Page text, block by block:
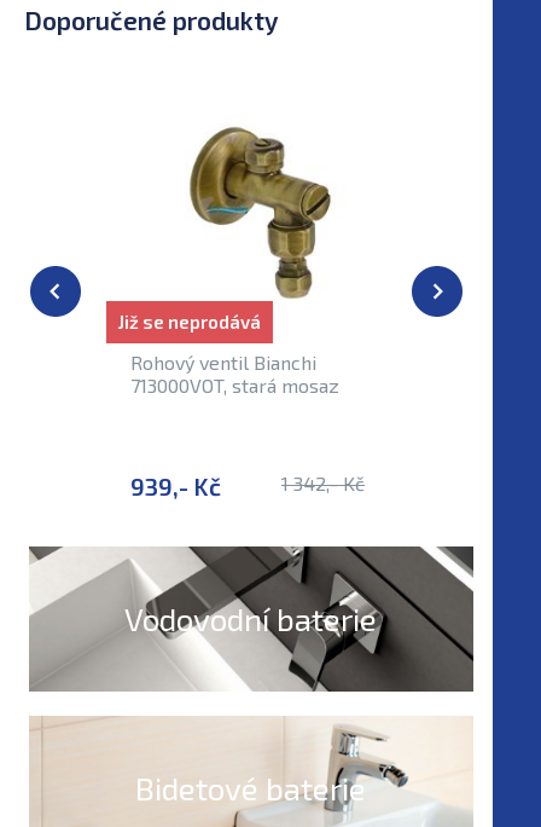
Doporučené produkty
Rohový ventil Bianchi
713000VOT, stará mosaz
939,- Kč 1 342,- Kč
Již se neprodává Skladem
Vodovodní baterie
Bidetové baterie